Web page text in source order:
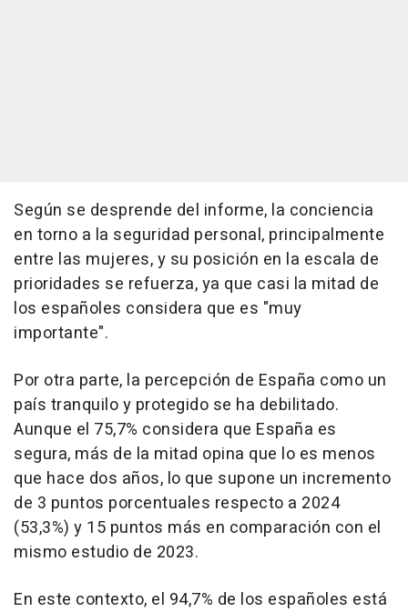
Según se desprende del informe, la conciencia
en torno a la seguridad personal, principalmente
entre las mujeres, y su posición en la escala de
prioridades se refuerza, ya que casi la mitad de
los españoles considera que es "muy
importante".
Por otra parte, la percepción de España como un
país tranquilo y protegido se ha debilitado.
Aunque el 75,7% considera que España es
segura, más de la mitad opina que lo es menos
que hace dos años, lo que supone un incremento
de 3 puntos porcentuales respecto a 2024
(53,3%) y 15 puntos más en comparación con el
mismo estudio de 2023.
En este contexto, el 94,7% de los españoles está